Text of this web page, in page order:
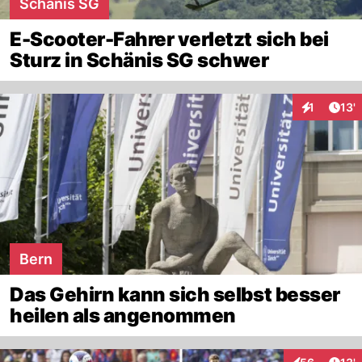
Schänis SG
E-Scooter-Fahrer verletzt sich bei
Sturz in Schänis SG schwer
1 13'
Bern
Das Gehirn kann sich selbst besser
heilen als angenommen